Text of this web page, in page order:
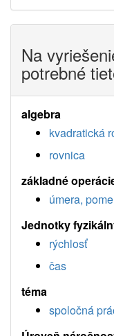
Na
potrebné
algebra
kvadratická
rovnica
základné
úmera,
Jednotky
rýchlosť
čas
téma
spoločná